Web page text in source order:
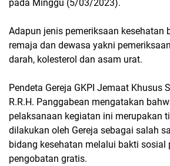
pada Minggu (5/03/2023).
Adapun jenis pemeriksaan kesehatan
remaja dan dewasa yakni
darah, kolesterol dan asam urat.
Pendeta Gereja GKPI Jemaat Khusus
R.R.H. Panggabean mengatakan
pelaksanaan kegiatan ini merupakan
dilakukan oleh Gereja sebagai salah
bidang kesehatan melalui bakti sosial
pengobatan gratis.